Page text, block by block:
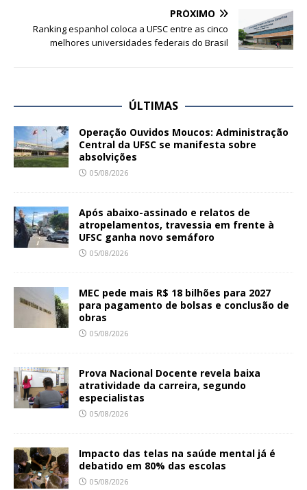
PRÓXIMO
Ranking espanhol coloca a UFSC entre as cinco
melhores universidades federais do Brasil
ÚLTIMAS
Operação Ouvidos Moucos: Administração
Central da UFSC se manifesta sobre
absolvições
05/08/2026
Após abaixo-assinado e relatos de
atropelamentos, travessia em frente à
UFSC ganha novo semáforo
05/08/2026
MEC pede mais R$ 18 bilhões para 2027
para pagamento de bolsas e conclusão de
obras
05/08/2026
Prova Nacional Docente revela baixa
atratividade da carreira, segundo
especialistas
05/08/2026
Impacto das telas na saúde mental já é
debatido em 80% das escolas
05/08/2026